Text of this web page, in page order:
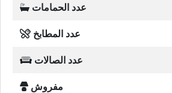
عدد الحمامات
عدد المطابخ
عدد الصالات
مفروش